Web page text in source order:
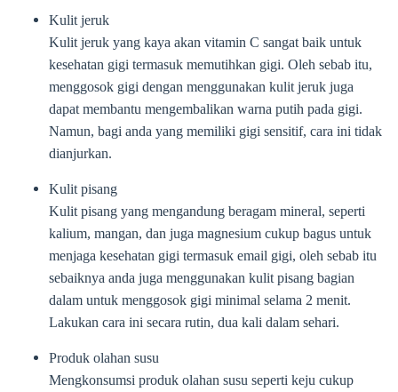
Kulit jeruk
Kulit jeruk yang kaya akan vitamin C sangat baik untuk
kesehatan gigi termasuk memutihkan gigi. Oleh sebab itu,
menggosok gigi dengan menggunakan kulit jeruk juga
dapat membantu mengembalikan warna putih pada gigi.
Namun, bagi anda yang memiliki gigi sensitif, cara ini tidak
dianjurkan.
Kulit pisang
Kulit pisang yang mengandung beragam mineral, seperti
kalium, mangan, dan juga magnesium cukup bagus untuk
menjaga kesehatan gigi termasuk email gigi, oleh sebab itu
sebaiknya anda juga menggunakan kulit pisang bagian
dalam untuk menggosok gigi minimal selama 2 menit.
Lakukan cara ini secara rutin, dua kali dalam sehari.
Produk olahan susu
Mengkonsumsi produk olahan susu seperti keju cukup